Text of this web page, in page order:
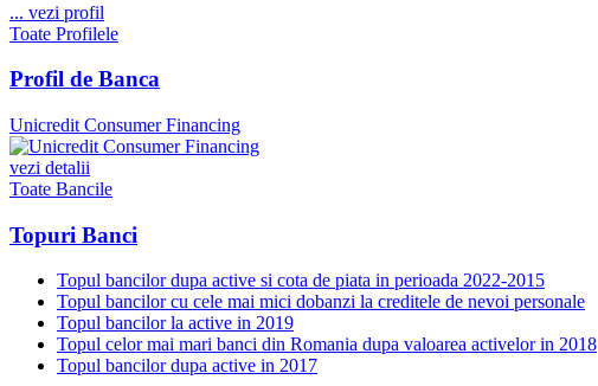
... vezi profil
Toate Profilele
Profil de Banca
Unicredit Consumer Financing
vezi detalii
Toate Bancile
Topuri Banci
Topul bancilor dupa active si cota de piata in perioada 2022-2015
Topul bancilor cu cele mai mici dobanzi la creditele de nevoi personale
Topul bancilor la active in 2019
Topul celor mai mari banci din Romania dupa valoarea activelor in 2018
Topul bancilor dupa active in 2017